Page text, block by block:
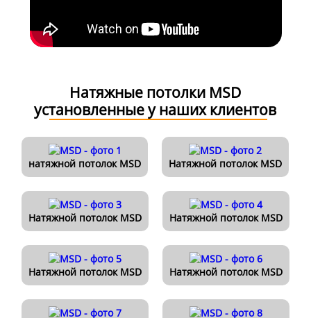
Натяжные потолки MSD
установленные у наших клиентов
натяжной потолок MSD Натяжной потолок MSD
Натяжной потолок MSD Натяжной потолок MSD
Натяжной потолок MSD Натяжной потолок MSD